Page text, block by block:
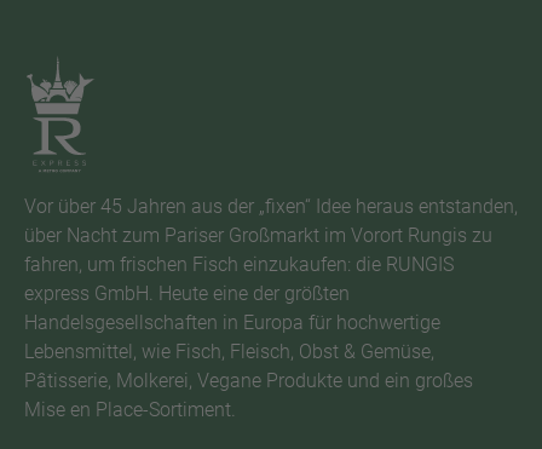
Vor über 45 Jahren aus der „fixen“ Idee heraus entstanden,
über Nacht zum Pariser Großmarkt im Vorort Rungis zu
fahren, um frischen Fisch einzukaufen: die RUNGIS
express GmbH. Heute eine der größten
Handelsgesellschaften in Europa für hochwertige
Lebensmittel, wie Fisch, Fleisch, Obst & Gemüse,
Pâtisserie, Molkerei, Vegane Produkte und ein großes
Mise en Place-Sortiment.